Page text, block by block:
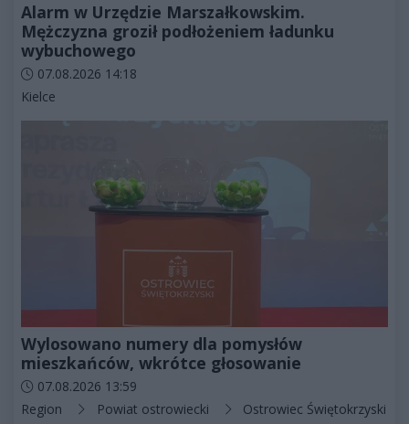
Alarm w Urzędzie Marszałkowskim.
Mężczyzna groził podłożeniem ładunku
wybuchowego
Data dodania artykułu:
07.08.2026 14:18
Kategorie artykułu:
Kielce
Wylosowano numery dla pomysłów
mieszkańców, wkrótce głosowanie
Data dodania artykułu:
07.08.2026 13:59
Kategorie artykułu:
Region Powiat ostrowiecki Ostrowiec Świętokrzyski